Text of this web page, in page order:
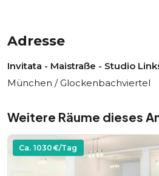
Adresse
Invitata - Maistraße - Studio
München / Glockenbachviertel
Weitere Räume dieses
Ca. 1030€/Tag